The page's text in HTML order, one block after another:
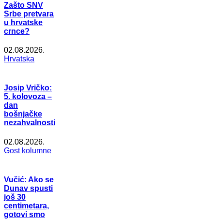
Zašto SNV
Srbe pretvara
u hrvatske
crnce?
02.08.2026.
Hrvatska
Josip Vričko:
5. kolovoza –
dan
bošnjačke
nezahvalnosti
02.08.2026.
Gost kolumne
Vučić: Ako se
Dunav spusti
još 30
centimetara,
gotovi smo